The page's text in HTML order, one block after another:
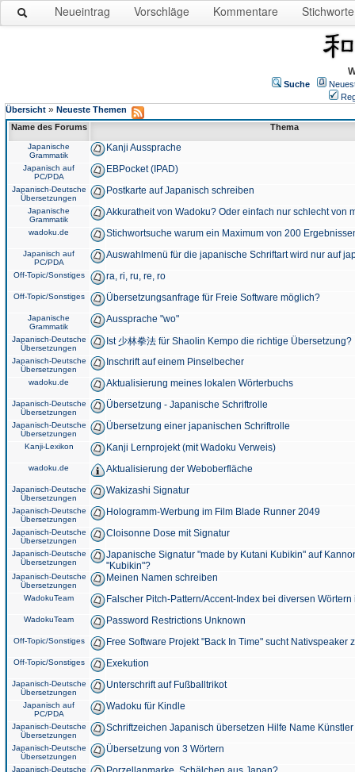
Neueintrag Vorschläge Kommentare Stichworte
Suche
Übersicht » Neueste Themen
Name des Forums
Thema
Japanische
Grammatik
Kanji Aussprache
Japanisch auf
PC/PDA
EBPocket (IPAD)
Japanisch-Deutsche
Übersetzungen
Postkarte auf Japanisch schreiben
Japanische
Grammatik
Akkuratheit von Wadoku? Oder einfach nur schlecht von
wadoku.de Stichwortsuche warum ein Maximum von 200
Japanisch auf
PC/PDA
Auswahlmenü für die japanische Schriftart wird nur auf
Off-Topic/Sonstiges ra, ri, ru, re, ro
Off-Topic/Sonstiges Übersetzungsanfrage für Freie Software möglich?
Japanische
Grammatik
Aussprache "wo"
Japanisch-Deutsche
Übersetzungen
Ist 少林拳法 für Shaolin Kempo die richtige Übersetzung?
Japanisch-Deutsche
Übersetzungen
Inschrift auf einem Pinselbecher
wadoku.de Aktualisierung meines lokalen Wörterbuchs
Japanisch-Deutsche
Übersetzungen
Übersetzung - Japanische Schriftrolle
Japanisch-Deutsche
Übersetzungen
Übersetzung einer japanischen Schriftrolle
Kanji-Lexikon Kanji Lernprojekt (mit Wadoku Verweis)
wadoku.de Aktualisierung der Weboberfläche
Japanisch-Deutsche
Übersetzungen
Wakizashi Signatur
Japanisch-Deutsche
Übersetzungen
Hologramm-Werbung im Film Blade Runner 2049
Japanisch-Deutsche
Übersetzungen
Cloisonne Dose mit Signatur
Japanisch-Deutsche
Übersetzungen
Japanische Signatur "made by Kutani Kubikin" auf
"Kubikin"?
Japanisch-Deutsche
Übersetzungen
Meinen Namen schreiben
WadokuTeam Falscher Pitch-Pattern/Accent-Index bei diversen
WadokuTeam Password Restrictions Unknown
Off-Topic/Sonstiges Free Software Projekt "Back In Time" sucht Nativspeaker
Off-Topic/Sonstiges Exekution
Japanisch-Deutsche
Übersetzungen
Unterschrift auf Fußballtrikot
Japanisch auf
PC/PDA
Wadoku für Kindle
Japanisch-Deutsche
Übersetzungen
Schriftzeichen Japanisch übersetzen Hilfe Name
Japanisch-Deutsche
Übersetzungen
Übersetzung von 3 Wörtern
Japanisch-Deutsche